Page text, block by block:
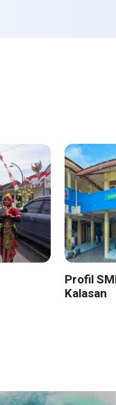
Profil
Kalasan